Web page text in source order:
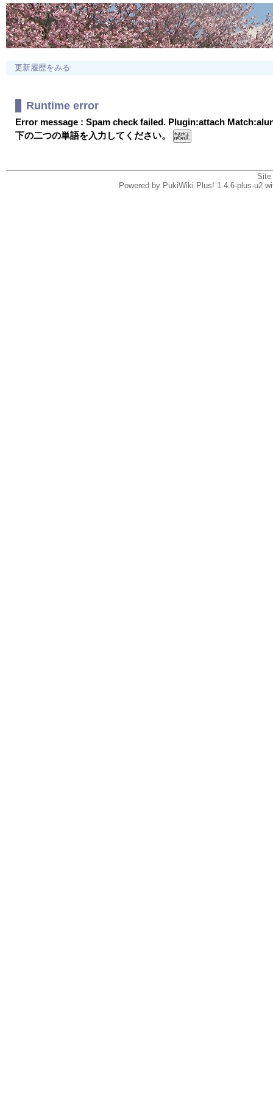
更新履歴をみる
Runtime error
Error message : Spam check failed. Plugin:attach
下の二つの単語を入力してください。
Powered by PukiWiki Plus! 1.4.6-plus-u2